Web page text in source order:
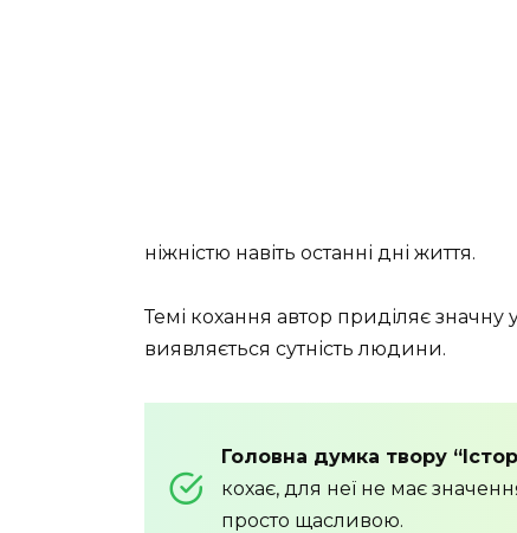
ніжністю навіть останні дні життя.
Темі кохання автор приділяє
виявляється сутність людини.
Головна думка твору
кохає, для неї не має
просто щасливою.